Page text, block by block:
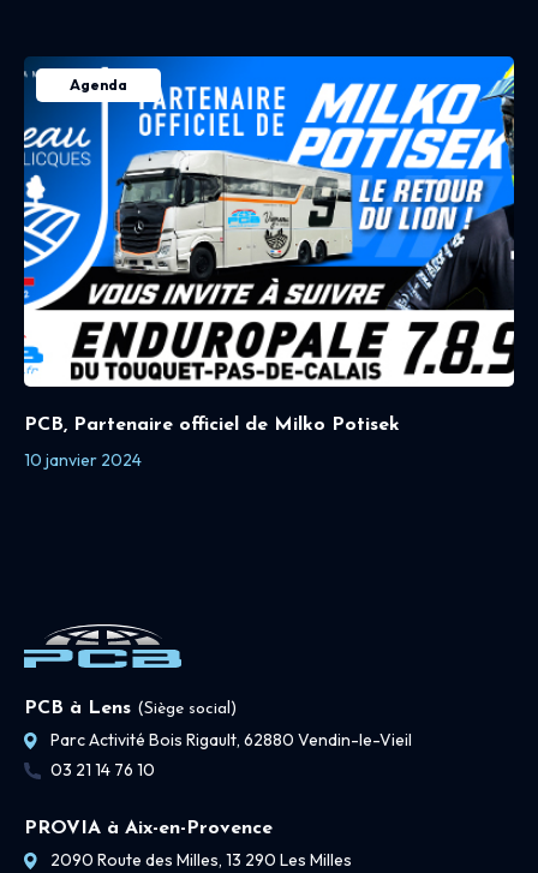
Agenda
PCB, Partenaire officiel de Milko Potisek
10 janvier 2024
PCB à Lens (Siège social)
Parc Activité Bois Rigault, 62880 Vendin-le-Vieil
03 21 14 76 10
PROVIA à Aix-en-Provence
2090 Route des Milles, 13 290 Les Milles